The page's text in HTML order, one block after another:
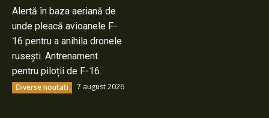
Alertă în baza aeriană de
unde pleacă avioanele F-
16 pentru a anihila dronele
rusești. Antrenament
pentru piloții de F-16.
Diverse noutati 7 august 2026